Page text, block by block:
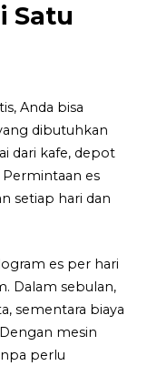
Satu
Anda bisa
dibutuhkan
dari kafe, depot
es
setiap hari dan
es per hari
Dalam sebulan,
sementara biaya
mesin
perlu